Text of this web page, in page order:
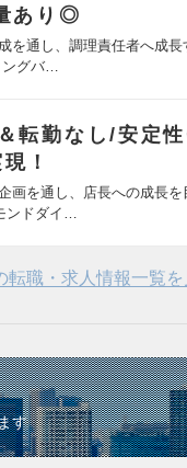
あり◎
通し、調理責任者へ成長
ングバ…
転勤なし/安定
！
画を通し、店長への成長
ンドダイ…
転職・求人情報一覧を
す